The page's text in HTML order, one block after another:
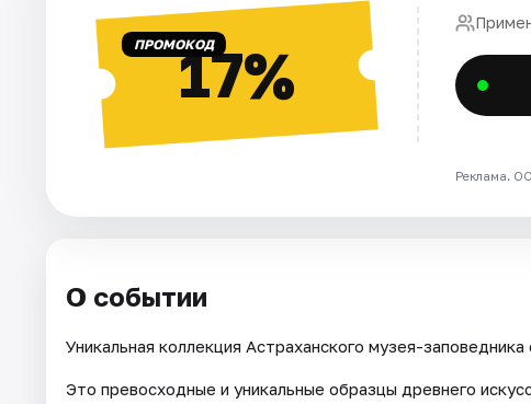
ПРОМОКОД17%
Реклама.
О событии
Уникальная коллекция Астраханского музея-
Это превосходные и уникальные образцы древнего